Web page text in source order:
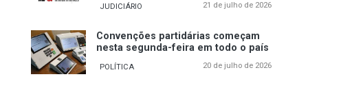
JUDICIÁRIO 21 de julho de 2026
Convenções partidárias começam
nesta segunda-feira em todo o país
POLÍTICA 20 de julho de 2026